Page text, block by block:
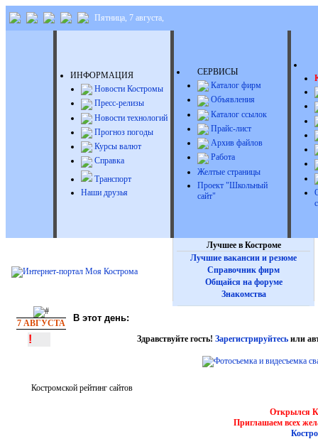
Пятница, 7 августа,
ИНФОРМАЦИЯ
Новости Костромы
Пресс-релизы
Новости технологий
Прогноз погоды
Курсы валют
Справка
Транспорт
Наши друзья
СЕРВИСЫ
Каталог фирм
Объявления
Каталог ссылок
Прайс-лист
Архив файлов
Работа
Желтые страницы
Проект "Школьный
сайт"
Лучшее в Костроме
Лучшие вакансии и резюме
Справочник фирм
Общайся на форуме
Знакомства
7 АВГУСТА В этот день:
! Здравствуйте гость! Зарегистрируйтесьили
Костромской рейтинг сайтов
Открылся
Приглашаем всех